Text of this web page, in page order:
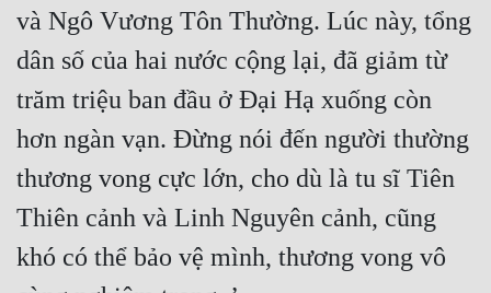
Cơ Trí
Sát Phạt Quyết Đoán
Vô Sỉ
Điềm Đạm
và Ngô Vương Tôn Thường. Lúc này, tổng
dân số của hai nước cộng lại, đã giảm từ
trăm triệu ban đầu ở Đại Hạ xuống còn
hơn ngàn vạn. Đừng nói đến người thường
thương vong cực lớn, cho dù là tu sĩ Tiên
Thiên cảnh và Linh Nguyên cảnh, cũng
khó có thể bảo vệ mình, thương vong vô